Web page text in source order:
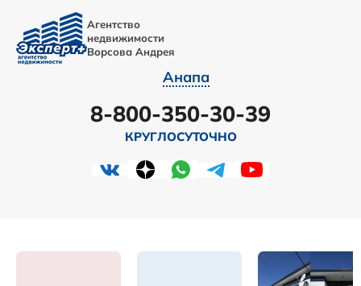
Агентство
недвижимости
Ворсова Андрея
Анапа
8-800-350-30-39
КРУГЛОСУТОЧНО